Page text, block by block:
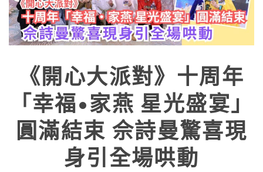
《開心大派對》十周年
「幸福•家燕 星光盛宴」
圓滿結束 佘詩曼驚喜現
身引全場哄動